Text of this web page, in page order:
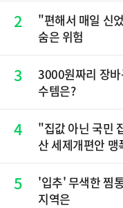
2
"편해서 매일 신
숨은 위험
3
3000원짜리 장
수템은?
4
"집값 아닌 국민
산 세제개편안 맹
5
'입추' 무색한 찜
지역은